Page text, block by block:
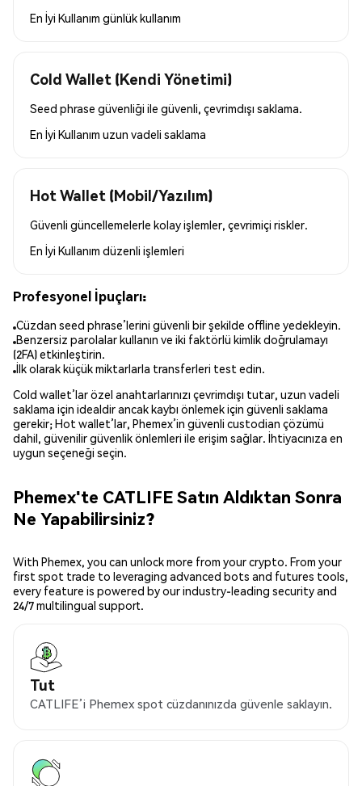
En İyi Kullanım günlük kullanım
Cold Wallet (Kendi Yönetimi)
Seed phrase güvenliği ile güvenli, çevrimdışı saklama.
En İyi Kullanım uzun vadeli saklama
Hot Wallet (Mobil/Yazılım)
Güvenli güncellemelerle kolay işlemler, çevrimiçi riskler.
En İyi Kullanım düzenli işlemleri
Profesyonel İpuçları:
Cüzdan seed phrase’lerini güvenli bir şekilde offline yedekleyin.
Benzersiz parolalar kullanın ve iki faktörlü kimlik doğrulamayı
(2FA) etkinleştirin.
İlk olarak küçük miktarlarla transferleri test edin.
Cold wallet’lar özel anahtarlarınızı çevrimdışı tutar, uzun vadeli
saklama için idealdir ancak kaybı önlemek için güvenli saklama
gerekir; Hot wallet’lar, Phemex’in güvenli custodian çözümü
dahil, güvenilir güvenlik önlemleri ile erişim sağlar. İhtiyacınıza en
uygun seçeneği seçin.
Phemex'te CATLIFE Satın Aldıktan Sonra
Ne Yapabilirsiniz?
With Phemex, you can unlock more from your crypto. From your
first spot trade to leveraging advanced bots and futures tools,
every feature is powered by our industry-leading security and
24/7 multilingual support.
Tut
CATLIFE’i Phemex spot cüzdanınızda güvenle saklayın.